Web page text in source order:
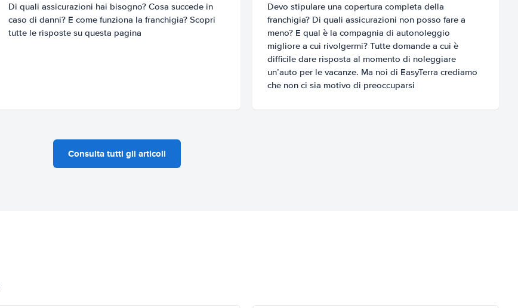
Di quali assicurazioni hai bisogno? Cosa succede in
caso di danni? E come funziona la franchigia? Scopri
tutte le risposte su questa pagina
Devo stipulare una copertura completa della
franchigia? Di quali assicurazioni non posso fare a
meno? E qual è la compagnia di autonoleggio
migliore a cui rivolgermi? Tutte domande a cui è
difficile dare risposta al momento di noleggiare
un’auto per le vacanze. Ma noi di EasyTerra crediamo
che non ci sia motivo di preoccuparsi
Consulta tutti gli articoli